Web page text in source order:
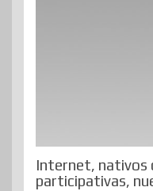
Internet, nativos
participativas,